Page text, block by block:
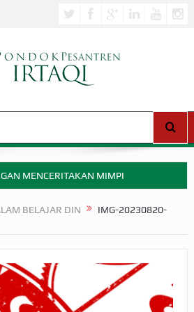
MENCERITAKAN MIMPI
MENJELANG PERANG BADAR
BELAJAR DIN
IMG-20230820-